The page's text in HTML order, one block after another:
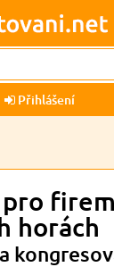
Přihlášení
horách